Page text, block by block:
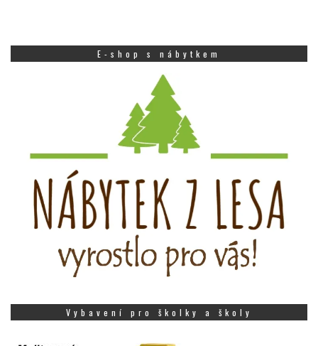
E-shop s nábytkem
Vybavení pro školky a školy